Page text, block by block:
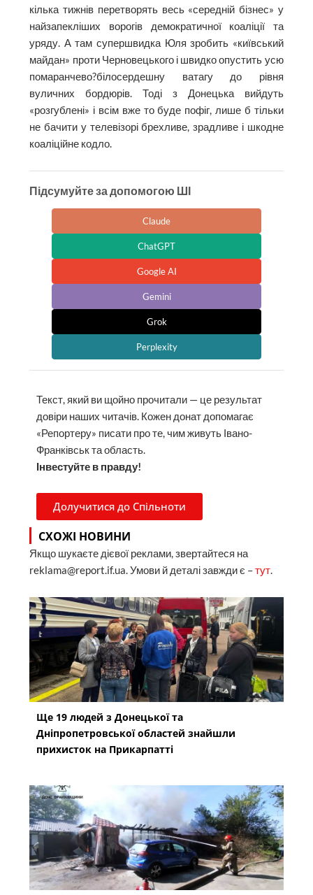
кілька тижнів перетворять весь «середній бізнес» у
найзапекліших ворогів демократичної коаліції та
уряду. А там супершвидка Юля зробить «київський
майдан» проти Черновецького і швидко опустить усю
помаранчево?білосердешну ватагу до рівня
вуличних бордюрів. Тоді з Донецька вийдуть
«розгублені» і всім вже то буде пофіг, лише б тільки
не бачити у телевізорі брехливе, зрадливе і шкодне
коаліційне кодло.
Підсумуйте за допомогою ШІ
Claude
ChatGPT
Google AI
Gemini
Grok
Perplexity
Текст, який ви щойно прочитали — це результат
довіри наших читачів. Кожен донат допомагає
«Репортеру» писати про те, чим живуть Івано-
Франківськ та область.
Інвестуйте в правду!
Долучитися до Спільноти
СХОЖІ НОВИНИ
Якщо шукаєте дієвої реклами, звертайтеся на
reklama@report.if.ua. Умови й деталі завжди є –тут.
Ще 19 людей з Донецької та
Дніпропетровської областей знайшли
прихисток на Прикарпатті